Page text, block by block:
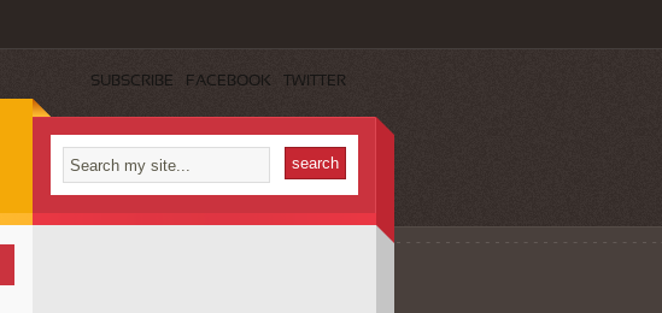
SUBSCRIBE FACEBOOK TWITTER